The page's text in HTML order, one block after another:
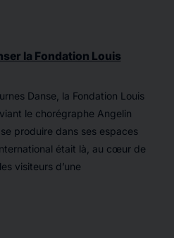
la Fondation Louis
Danse, la Fondation Louis
le chorégraphe Angelin
produire dans ses espaces
était là, au cœur de
visiteurs d’une